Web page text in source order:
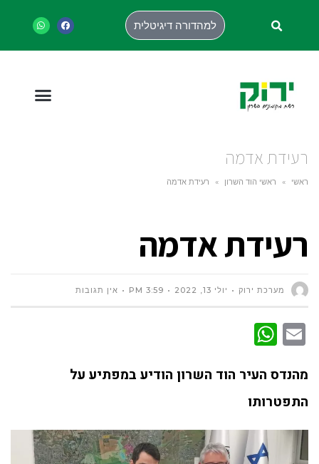
למהדורה דיגיטלית
רעידת אדמה
ראשי » ראשי הוד השרון » רעידת אדמה
רעידת אדמה
מערכת ירוק יולי 13, 2022 3:59 PM אין תגובות
Email
מהנדס העיר הוד השרון הודיע במפתיע על
התפטרותו